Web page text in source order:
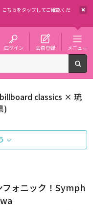
こちらをタップしてご確認くだ
ログイン 会員登録 メニュー
classics × 琉
)
フォニック！Symph